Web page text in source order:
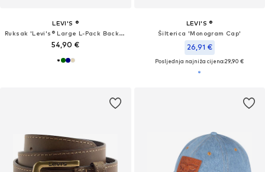
LEVI'S ®
Ruksak 'Levi's® Large L-Pack Backpack'
54,90 €
LEVI'S ®
Šilterica 'Monogram Cap'
26,91 €
Posljednja najniža cijena:29,90 €